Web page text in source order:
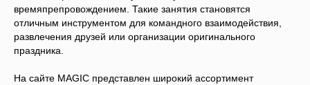
времяпрепровождением. Такие занятия становятся
отличным инструментом для командного взаимодействия,
развлечения друзей или организации оригинального
праздника.
На сайте MAGIC представлен широкий ассортимент